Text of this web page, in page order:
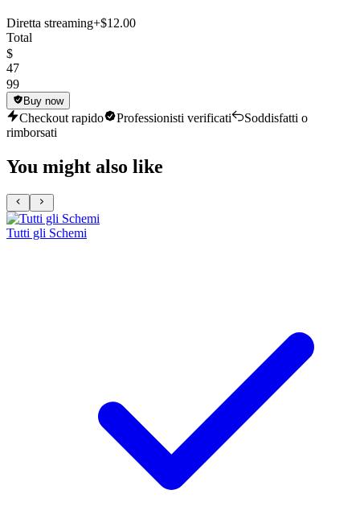
Diretta streaming+$12.00
Total
$
47
99
Buy now
Checkout rapido Professionisti verificati
Soddisfatti o
rimborsati
You might also like
Tutti gli Schemi